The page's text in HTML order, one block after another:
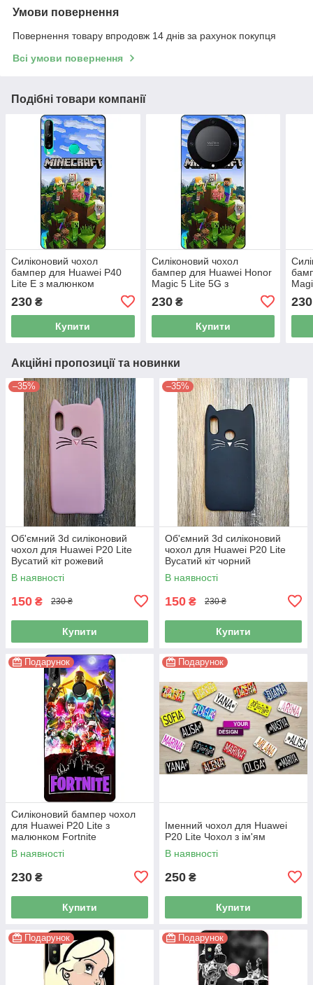
Умови повернення
Повернення товару впродовж 14 днів за рахунок покупця
Всі умови повернення
Подібні товари компанії
Силіконовий чохол
бампер для Huawei P40
Lite E з малюнком
230 ₴
Купити
Силіконовий чохол
бампер для Huawei Honor
Magic 5 Lite 5G з
Майнкрафт
230₴
Купити
230
Акційні пропозиції та новинки
–35%
Об'ємний 3d силіконовий
чохол для Huawei P20 Lite
Вусатий кіт рожевий
В наявності
150 ₴ 230 ₴
Купити
–35%
Об'ємний 3d силіконовий
чохол для Huawei P20 Lite
Вусатий кіт чорний
В наявності
150 ₴ 230 ₴
Купити
Подарунок
Силіконовий бампер чохол
для Huawei P20 Lite з
малюнком Fortnite
В наявності
230 ₴
Купити
Подарунок
Іменний чохол для Huawei
P20 Lite Чохол з ім'ям
В наявності
250 ₴
Купити
Подарунок Подарунок